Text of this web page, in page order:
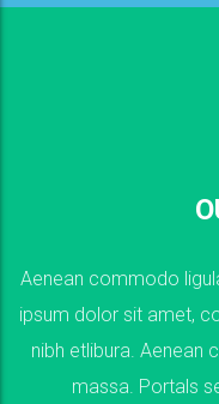
Aenean commodo
ipsum dolor sit amet,
nibh etlibura. Aenean
massa. Portals
Aenean commodo
Lorem ipsum dolor
aliquam eget nibh
expedite.